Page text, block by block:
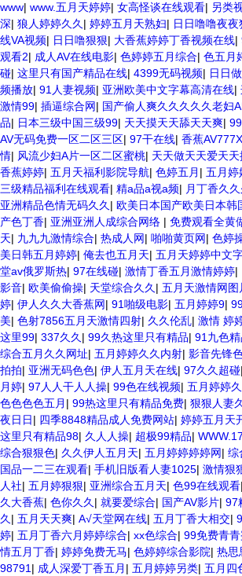
www| www.五月天婷婷| 女高怪谈在线观看| 另类
深| 狼人婷婷久久 | 婷婷五月天熟妇| 日日噜噜夜
线VA视频| 日日噜狠狠| 大香蕉婷婷丁香视频在线|
观看2| 成人AV在线电影| 色婷婷五月综合| 色五月
碰| 这里只有国产精品在线| 4399无码视频| 日日
频播放| 91人妻视频| 亚洲欧美中文字幕高清在线|
激情99| 插逼综合网| 国产偷人爽久久久久久老妇
品| 日本三级中国三级99| 天天摸天天舔天天爽|
AV无码免费一区二区三区| 97干在线| 香蕉
情| 风流少妇A片一区二区蜜桃| 天天做天天爱天天
香蕉婷婷| 五月天福利影院导航| 色婷五月 | 五月婷
三级精品福利在线观看| 精a品a视a频| 月丁香久久
亚洲精品色情无码久久 | 欧美日本国产欧美日本韩
产色丁香| 亚洲亚洲人成综合网络 | 免费观看全黄
天| 九九九激情综合| 热成人网| 啪啪黄页网| 色婷
美日韩五月婷婷| 俺去也五月天| 五月天婷婷中文
堂av俄罗斯热| 97在线碰| 激情丁香五月激情婷婷|
影音| 欧美偷偷操| 天堂综合久久 | 五月天激情网图
婷| 伊人久久大香蕉网| 91啪级电影| 五月婷婷9|
美| 色射7856五月天激情四射| 久久伦乱| 激情 婷
这里99| 337久久 | 99久热这里只有精品| 91九色
综合五月久久网址| 五月婷婷久久内射| 影音先锋
拍拍| 亚洲无码色色| 伊人五月天在线| 97久久超碰|
月婷| 97人人干人人操| 99色在线视频| 五月婷婷
色色色色五月 | 99热这里只有精品免费| 狠狠人妻
夜日日| 四季8848精品成人免费网站| 婷婷五月天
这里只有精品98| 久人人操| 超极99精品|
综合狠狠色| 久久伊人五月天| 五月婷婷婷婷网| 综
国品一二三在观看| 手机旧版看人妻1025| 激情狠
人社| 五月婷狠狠| 亚洲综合五月天| 色99在线观看|
久大香蕉| 色你久久 | 就要爱综合| 国产AV影片| 97
久 | 五月天天爽| A√天堂网在线| 五月丁香大相交|
婷| 五月丁香六月婷婷综合| xx色综合| 99免费青
情五月丁香| 婷婷免费无马| 色婷婷综合影院| 热思
98791 | 成人深爱丁香五月 | 五月婷婷另类| 五月四